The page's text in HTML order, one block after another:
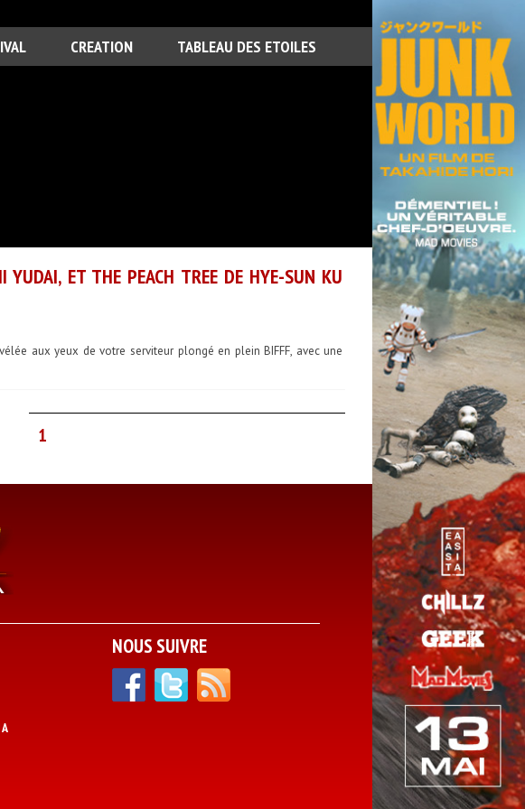
CREATION TABLEAU DES ETOILES
YUDAI, ET THE PEACH TREE DE HYE-SUN KU
aux yeux de votre serviteur plongé en plein BIFFF, avec une
1
NOUS SUIVRE